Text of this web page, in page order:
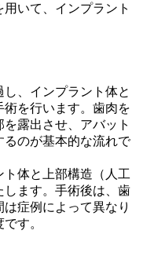
いて、インプラント
、インプラント体と
を行います。歯肉を
露出させ、アバット
るのが基本的な流れで
体と上部構造（人工
ます。手術後は、歯
症例によって異なり
す。